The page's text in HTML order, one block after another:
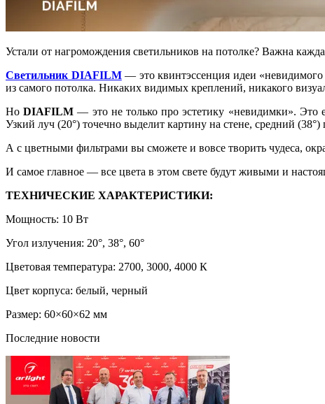
Устали от нагромождения светильников на потолке? Важна
Светильник DIAFILM— это квинтэссенция идеи «невидимого
из самого потолка. Никаких видимых креплений, никакого
НоDIAFILM — это не только про эстетику «невидимки».
Узкий луч (20°) точечно выделит картину на стене, средний
А с цветными фильтрами вы сможете и вовсе творить чудеса,
И самое главное — все цвета в этом свете будут живыми и
ТЕХНИЧЕСКИЕ ХАРАКТЕРИСТИКИ:
Мощность: 10 Вт
Угол излучения: 20°, 38°, 60°
Цветовая температура: 2700, 3000, 4000 К
Цвет корпуса: белый, черный
Размер: 60×60×62 мм
Последние новости